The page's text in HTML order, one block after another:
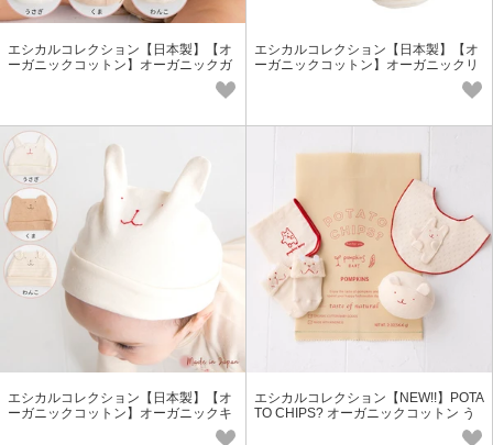
エシカルコレクション【日本製】【オ
ーガニックコットン】オーガニックガ
エシカルコレクション【日本製】【オ
ーガニックコットン】オーガニックリ
エシカルコレクション【日本製】【オ
ーガニックコットン】オーガニックキ
エシカルコレクション【NEW!!】POTA
TO CHIPS? オーガニックコットン う